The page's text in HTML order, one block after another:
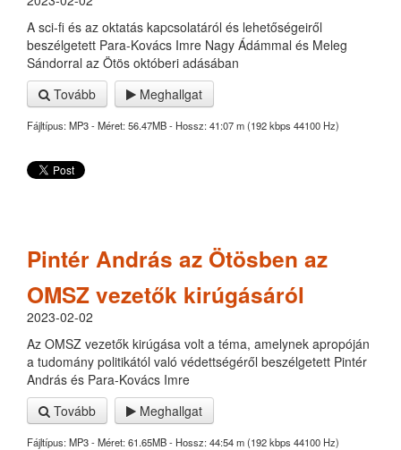
A sci-fi és az oktatás kapcsolatáról és lehetőségeiről
beszélgetett Para-Kovács Imre Nagy Ádámmal és Meleg
Sándorral az Ötös októberi adásában
Tovább
Meghallgat
Fájltípus: MP3 - Méret: 56.47MB - Hossz: 41:07 m (192 kbps 44100 Hz)
Pintér András az Ötösben az
OMSZ vezetők kirúgásáról
2023-02-02
Az OMSZ vezetők kirúgása volt a téma, amelynek apropóján
a tudomány politikától való védettségéről beszélgetett Pintér
András és Para-Kovács Imre
Tovább
Meghallgat
Fájltípus: MP3 - Méret: 61.65MB - Hossz: 44:54 m (192 kbps 44100 Hz)